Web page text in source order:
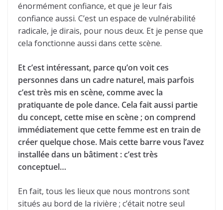
énormément confiance, et que je leur fais
confiance aussi. C’est un espace de vulnérabilité
radicale, je dirais, pour nous deux. Et je pense que
cela fonctionne aussi dans cette scène.
Et c’est intéressant, parce qu’on voit ces
personnes dans un cadre naturel, mais parfois
c’est très mis en scène, comme avec la
pratiquante de pole dance. Cela fait aussi partie
du concept, cette mise en scène ; on comprend
immédiatement que cette femme est en train de
créer quelque chose. Mais cette barre vous l’avez
installée dans un bâtiment : c’est très
conceptuel…
En fait, tous les lieux que nous montrons sont
situés au bord de la rivière ; c’était notre seul